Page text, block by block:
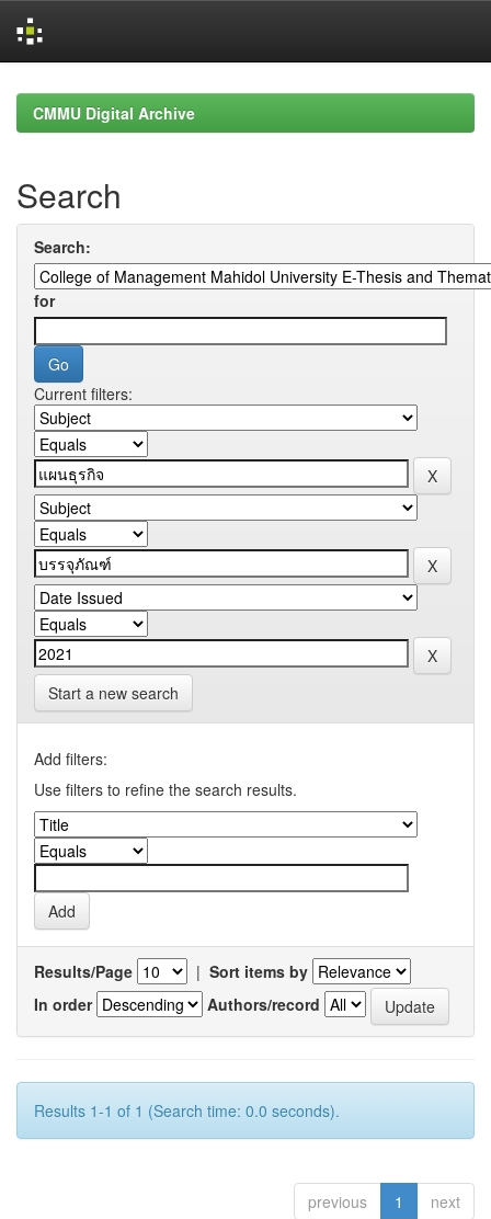
navigationCMMU Digital Archive
Search
Search:
for
Current filters:
Start a new search
Add filters:
Use filters to refine the search results.
Results/Page | Sort items by
In order
Authors/record
Results 1-1 of 1 (Search time: 0.0 seconds).
previous 1 next